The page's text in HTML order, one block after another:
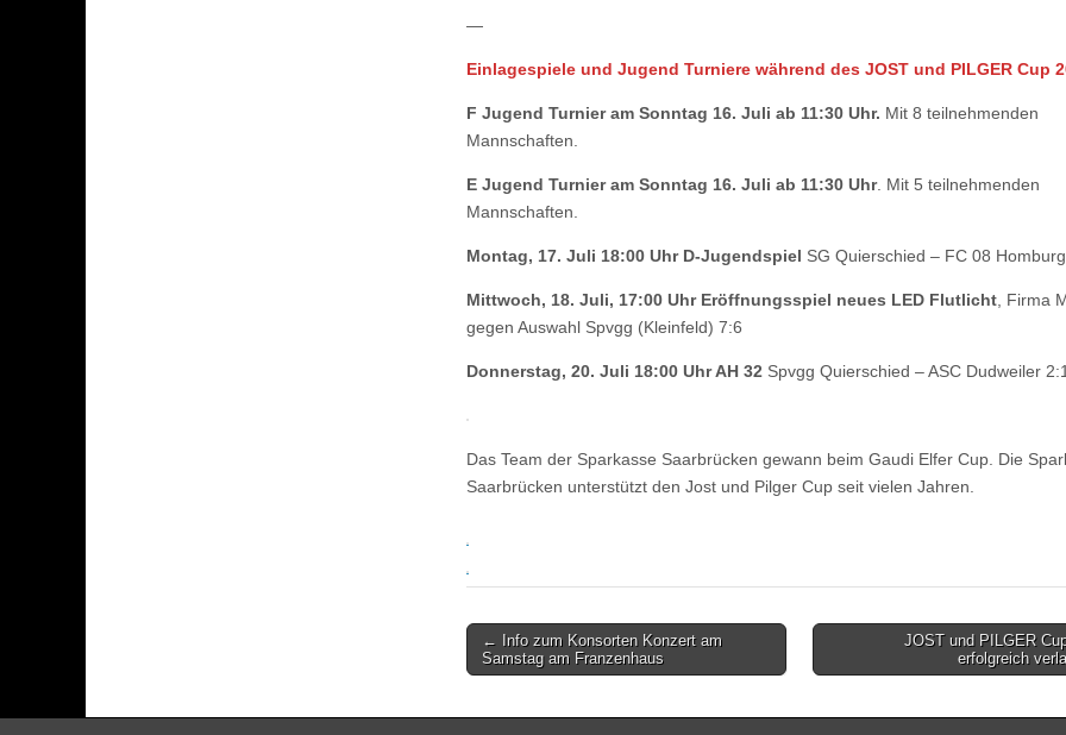
—
Einlagespiele und Jugend Turniere während des JOST und PILGER Cup
F Jugend Turnier am Sonntag 16. Juli ab 11:30 Uhr. Mit 8 teilnehmenden
Mannschaften.
E Jugend Turnier am Sonntag 16. Juli ab 11:30 Uhr. Mit 5 teilnehmenden
Mannschaften.
Montag, 17. Juli 18:00 Uhr D-Jugendspiel SG Quierschied – FC 08
Mittwoch, 18. Juli, 17:00 Uhr Eröffnungsspiel neues LED Flutlicht , Firma
gegen Auswahl Spvgg (Kleinfeld) 7:6
Donnerstag, 20. Juli 18:00 Uhr AH 32 Spvgg Quierschied – ASC Dudweiler
Das Team der Sparkasse Saarbrücken gewann beim Gaudi Elfer Cup. Die
Saarbrücken unterstützt den Jost und Pilger Cup seit vielen Jahren.
Post
navigation
← Info zum Konsorten Konzert am
Samstag am Franzenhaus
JOST und PILGER
erfolgreich